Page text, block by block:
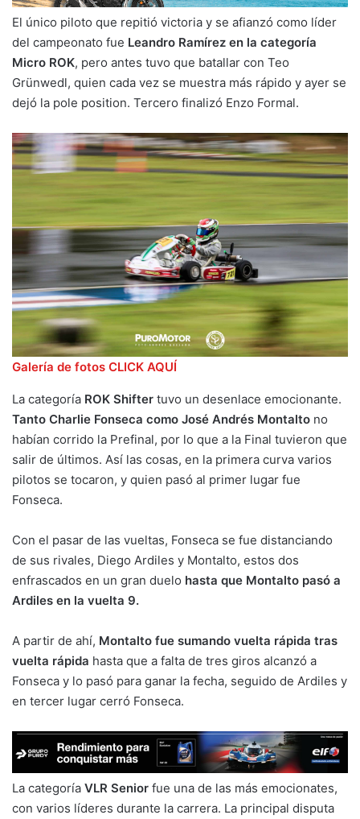
El único piloto que repitió victoria y se afianzó como líder
del campeonato fue Leandro Ramírez en la categoría
Micro ROK, pero antes tuvo que batallar con Teo
Grünwedl, quien cada vez se muestra más rápido y ayer se
dejó la pole position. Tercero finalizó Enzo Formal.
Galería de fotos CLICK AQUÍ
La categoría ROK Shifter tuvo un desenlace emocionante.
Tanto Charlie Fonseca como José Andrés Montalto no
habían corrido la Prefinal, por lo que a la Final tuvieron que
salir de últimos. Así las cosas, en la primera curva varios
pilotos se tocaron, y quien pasó al primer lugar fue
Fonseca.
Con el pasar de las vueltas, Fonseca se fue distanciando
de sus rivales, Diego Ardiles y Montalto, estos dos
enfrascados en un gran duelo hasta que Montalto pasó a
Ardiles en la vuelta 9.
A partir de ahí, Montalto fue sumando vuelta rápida tras
vuelta rápida hasta que a falta de tres giros alcanzó a
Fonseca y lo pasó para ganar la fecha, seguido de Ardiles y
en tercer lugar cerró Fonseca.
La categoría VLR Senior fue una de las más emocionates,
con varios líderes durante la carrera. La principal disputa